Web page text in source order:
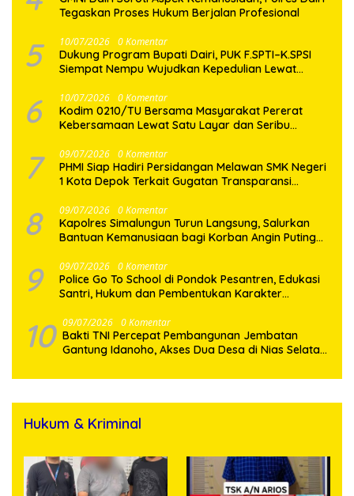
Tegaskan Proses Hukum Berjalan Profesional
5 10/07/2026 0 Komentar
Dukung Program Bupati Dairi, PUK F.SPTI–K.SPSI
Siempat Nempu Wujudkan Kepedulian Lewat
6 10/07/2026 0 Komentar
Kodim 0210/TU Bersama Masyarakat Pererat
Kebersamaan Lewat Satu Layar dan Seribu
7 09/07/2026 0 Komentar
PHMI Siap Hadiri Persidangan Melawan SMK Negeri
1 Kota Depok Terkait Gugatan Transparansi
8 09/07/2026 0 Komentar
Kapolres Simalungun Turun Langsung, Salurkan
Bantuan Kemanusiaan bagi Korban Angin Puting
9 09/07/2026 0 Komentar
Police Go To School di Pondok Pesantren, Edukasi
Santri, Hukum dan Pembentukan Karakter
10 09/07/2026 0 Komentar
Bakti TNI Percepat Pembangunan Jembatan
Gantung Idanoho, Akses Dua Desa di Nias Selatan
Hukum & Kriminal